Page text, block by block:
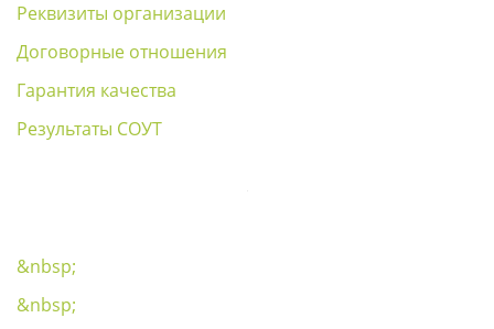
Реквизиты организации
Договорные отношения
Гарантия качества
Результаты СОУТ
&nbsp;
&nbsp;